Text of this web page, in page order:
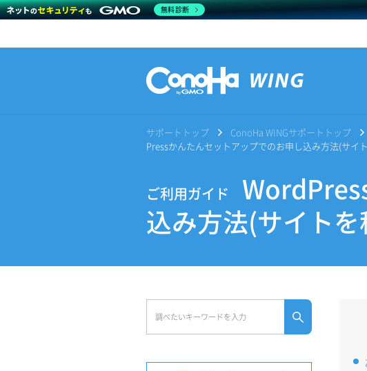
サポートトップ ConoHa WINGサポートトップ
Pressかんたんセットアップでのお申し込み方法(サイ
ご利用ガイド
込み方法(サイト
無料診断